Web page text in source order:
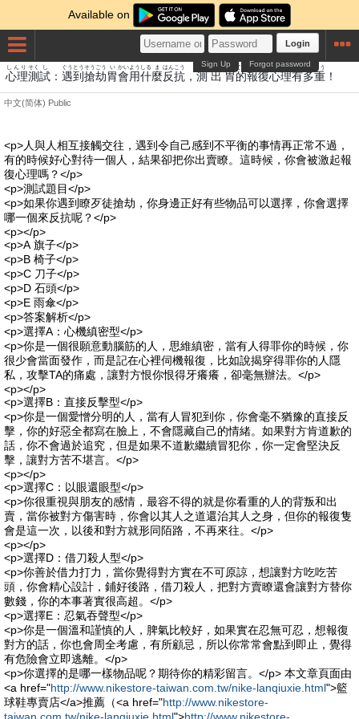
Available on
Login
Forgot password
Sign Up
心理
しんり
測
そく
試
し
： 遇
ぐう
到
とう
搶
そう
劫
ごう
胃
い
會
かい
用
よう
什
しる
麼
ま
反抗
はんこう
，測
そく
出
しゅつ
胃
い
的
てき
報復
ほうふく
心理
しんり
有
あり
多重
たじゅう
！
中文(简体) Public
<p>人與人相互接觸交往，遇到令自己感到不平衡的事情再正常不過，
有的時候好心對待一個人，結果卻把你出賣瞭。這時候，你會被激起報
復心理嗎？</p>
<p>測試題目</p>
<p>如果你遇到瞭歹徒搶劫，你身邊正好有些物品可以選擇，你會選擇
哪一個來反抗呢？</p>
<p></p>
<p>A 旗子</p>
<p>B 椅子</p>
<p>C 刀子</p>
<p>D 石頭</p>
<p>E 雨傘</p>
<p>答案解析</p>
<p>選擇A：心機縝密型</p>
<p>你是一個很願意動腦筋的人，思維縝密，當有人得罪你的時候，你
很少會當面發作，而是記在心裡伺機報復，比如說揭穿得罪你的人隱
私，攻擊TA的痛處，讓對方恨你恨得牙癢癢，卻毫無辦法。</p>
<p></p>
<p>選擇B：直接反擊型</p>
<p>你是一個愛憎分明的人，當有人冒犯到你，你會毫不猶豫的直接反
擊，你的好惡全都寫在臉上，不會隱藏自己的情緒。如果對方肯道歉的
話，你不會過於追究，但是如果不道歉繼續冒犯你，你一定會堅決反
擊，讓對方苦不堪言。</p>
<p></p>
<p>選擇C：以眼還眼型</p>
<p>你很重視與朋友的感情，最容不得的就是你看重的人的背叛和出
賣，當你被對方傷害時，你會以其人之道還治其人之身，但你的報復隻
會是這一次，以後和對方就形同陌路，不再來往。</p>
<p></p>
<p>選擇D：借刀殺人型</p>
<p>你善於借力打力，當你覺得對方實在不可原諒，想讓對方吃吃苦
頭，你會精心設計，鋪好後路，借刀殺人，把對方賣瞭還會讓對方替你
數錢，你的本事著實很高超。</p>
<p>選擇E：忍氣吞聲型</p>
<p>你是一個溫和謹慎的人，脾氣比較好，如果實在忍無可忍，想報復
對方的話，你也會周全考慮，有所顧忌，所以你常常會點到即止，覺得
有危險會立即逃離。</p>
<p>你選擇的是哪一樣物品呢？期待你的精彩留言。</p> 本文章頁面由
<a href="http://www.nikestore-taiwan.com.tw/nike-lanqiuxie.html">籃
球鞋專賣店</a>推薦（<a href="http://www.nikestore-